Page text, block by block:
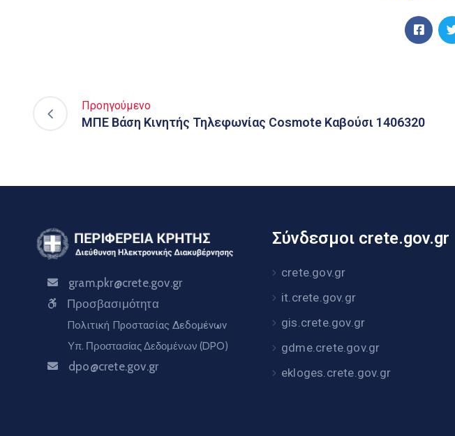
Προηγούμενο
ΜΠΕ Βάση Κινητής Τηλεφωνίας Cosmote Καβούσι 1406320
gram.pkr@crete.gov.gr
Προσβασιμότητα
Πολιτική Προστασίας Δεδομένων
Υπ. Προστασίας Δεδομένων (DPO)
dpo@crete.gov.gr
Σύνδεσμοι crete.gov.gr
crete.gov.gr
it.crete.gov.gr
gis.crete.gov.gr
gdme.crete.gov.gr
ekloges.crete.gov.gr